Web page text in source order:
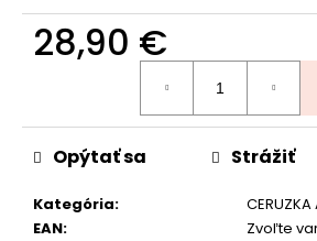
28,90 €
Kategória:
CERUZKA
EAN: Zvoľte
Opýtať sa Strážiť